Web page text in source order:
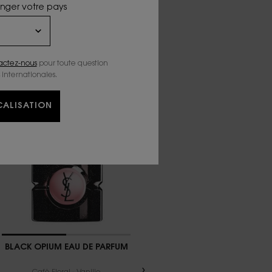
BLACK OPIUM EAU DE PARFUM
votre pays
nouspour toute question
internationales.